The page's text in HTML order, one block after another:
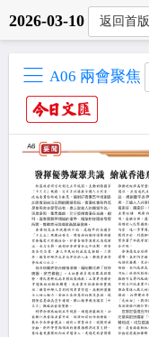
2026-03-10 返回首版
A06 兩會聚焦
點擊複製